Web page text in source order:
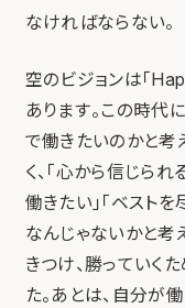
なければならない。
空のビジョンは「
あります。この時代
で働きたいのかと考
く、「心から信じら
働きたい」「ベスト
なんじゃないかと考
きつけ、勝っていく
た。あとは、自分が